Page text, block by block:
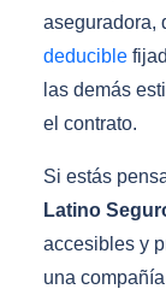
aseguradora,
deducible
las demás
el contrato.
Si estás
Latino
accesibles y
una